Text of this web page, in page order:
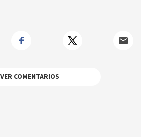
VER COMENTARIOS